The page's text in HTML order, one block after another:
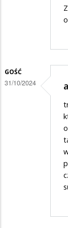
GOŚĆ
31/10/2024